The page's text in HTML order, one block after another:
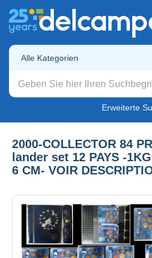
Alle Kategorien
Erweiterte
2000-COLLECTOR 84
lander set 12 PAYS -
6 CM- VOIR